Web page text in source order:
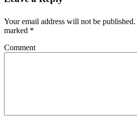
Your email address will not be published.
marked *
Comment